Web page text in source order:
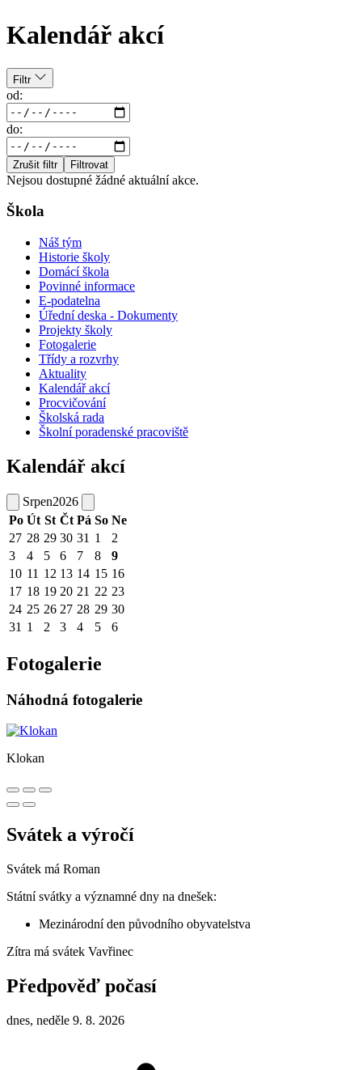
Kalendář akcí
Filtr
od:
do:
Zrušit filtr Filtrovat
Nejsou dostupné žádné aktuální akce.
Škola
Náš tým
Historie školy
Domácí škola
Povinné informace
E-podatelna
Úřední deska - Dokumenty
Projekty školy
Fotogalerie
Třídy a rozvrhy
Aktuality
Kalendář akcí
Procvičování
Školská rada
Školní poradenské pracoviště
Kalendář akcí
Srpen2026
Po Út St Čt Pá So Ne
27 28 29 30 31 1
2
3
4 5 6 7 8
9
10 11 12 13 14 15 16
17 18 19 20 21 22 23
24 25 26 27 28 29 30
31 1 2 3 4 5 6
Fotogalerie
Náhodná fotogalerie
Klokan
Svátek a výročí
Svátek má Roman
Státní svátky a významné dny na dnešek:
Mezinárodní den původního obyvatelstva
Zítra má svátek Vavřinec
Předpověď počasí
dnes, neděle 9. 8. 2026